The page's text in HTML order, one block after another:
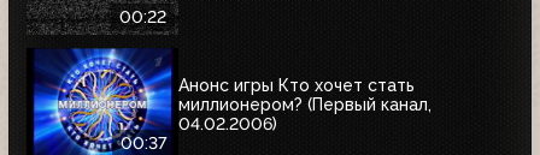
00:22
00:37
Анонс игры Кто хочет стать
миллионером? (Первый канал,
04.02.2006)